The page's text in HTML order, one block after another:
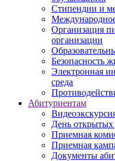
Стипендии и
Организация
организации
Безопасность
Электронная
среда
Абитуриентам
День открытых
Приемная
Приемная
Дoкументы